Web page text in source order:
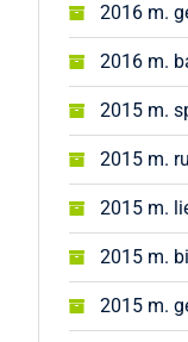
2016 m.
2016 m.
2015 m.
2015 m.
2015 m.
2015 m.
2015 m.